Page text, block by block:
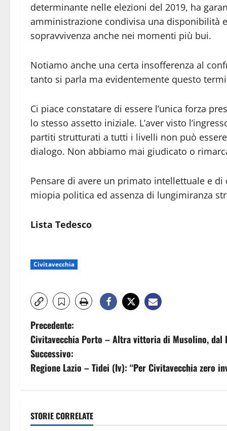
determinante nelle elezioni del 2019, ha
amministrazione condivisa una disponibilità
sopravvivenza anche nei momenti più bui.
Notiamo anche una certa insofferenza al
tanto si parla ma evidentemente questo
Ci piace constatare di essere l’unica forza
lo stesso assetto iniziale. L’aver visto
partiti strutturati a tutti i livelli non può
dialogo. Non abbiamo mai giudicato o
Pensare di avere un primato intellettuale e
miopia politica ed assenza di lungimiranza
Lista Tedesco
Civitavecchia
N
a
v
g
Precedente:
Civitavecchia Porto – Altra vittoria di Musolino,
Successivo:
Regione Lazio – Tidei (Iv): “Per Civitavecchia zero
STORIE CORRELATE